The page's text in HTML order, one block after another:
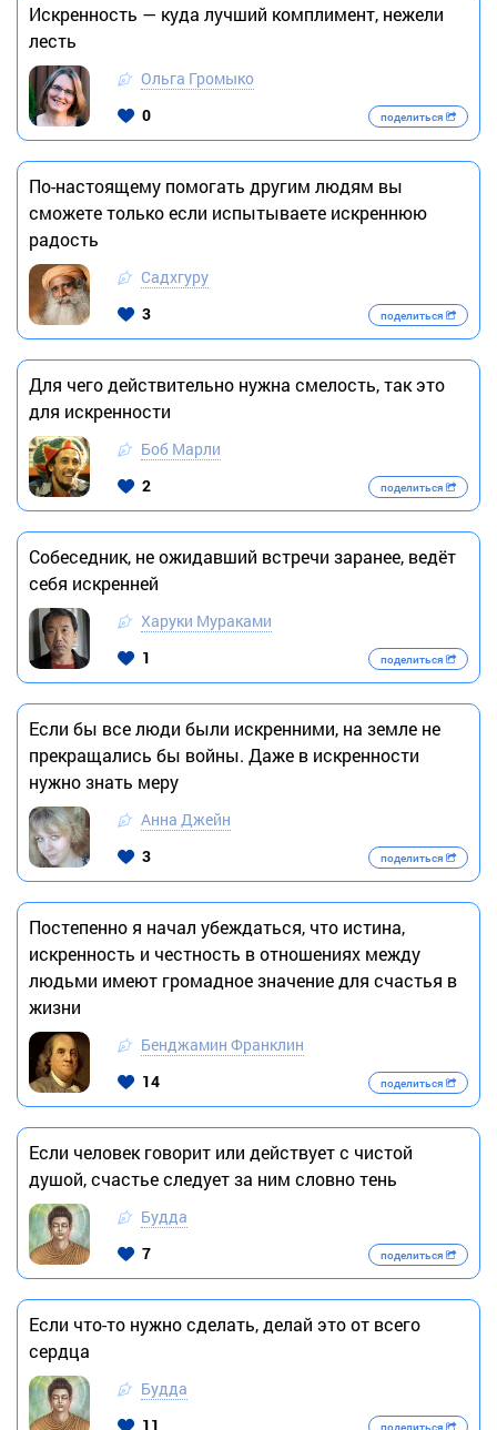
Искренность — куда лучший комплимент, нежели
лесть
Ольга Громыко
0
поделиться
По-настоящему помогать другим людям вы
сможете только если испытываете искреннюю
радость
Садхгуру
3
поделиться
Для чего действительно нужна смелость, так это
для искренности
Боб Марли
2
поделиться
Собеседник, не ожидавший встречи заранее, ведёт
себя искренней
Харуки Мураками
1
поделиться
Если бы все люди были искренними, на земле не
прекращались бы войны. Даже в искренности
нужно знать меру
Анна Джейн
3
поделиться
Постепенно я начал убеждаться, что истина,
искренность и честность в отношениях между
людьми имеют громадное значение для счастья в
жизни
Бенджамин Франклин
14
поделиться
Если человек говорит или действует с чистой
душой, счастье следует за ним словно тень
Будда
7
поделиться
Если что-то нужно сделать, делай это от всего
сердца
Будда
11
поделиться